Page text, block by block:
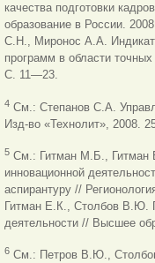
качества подготовки
образование в России.
С.Н., Миронос А.А.
программ в области
С. 11—23.
4 См.: Степанов С.А.
Изд-во «Технолит», 2008.
5 См.: Гитман М.Б., Гитман
инновационной
аспирантуру //
Гитман Е.К., Столбов В.Ю.
деятельности // Высшее
6 См.: Петров В.Ю.,